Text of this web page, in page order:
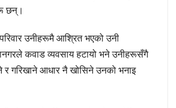
छन्।
उनीहरूमै आश्रित भएको उनी
कवाड व्यवसाय हटायो भने उनीहरूसँगै
र गरिखाने आधार नै खोसिने उनको भनाइ